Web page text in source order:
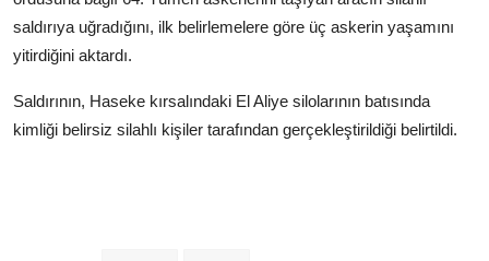
saldırıya uğradığını, ilk belirlemelere göre üç askerin yaşamını
yitirdiğini aktardı.
Saldırının, Haseke kırsalındaki El Aliye silolarının batısında
kimliği belirsiz silahlı kişiler tarafından gerçekleştirildiği belirtildi.